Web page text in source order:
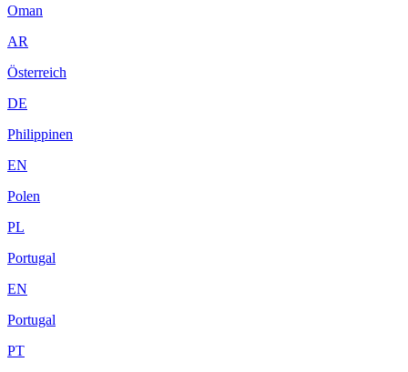
Oman
AR
Österreich
DE
Philippinen
EN
Polen
PL
Portugal
EN
Portugal
PT